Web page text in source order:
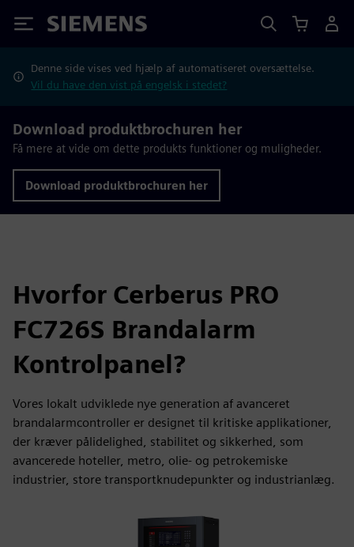
Siemens
Denne side vises ved hjælp af automatiseret oversættelse.
Vil du have den vist på engelsk i stedet?
Download produktbrochuren her
Få mere at vide om dette produkts funktioner og muligheder.
Download produktbrochuren her
Hvorfor Cerberus PRO
FC726S Brandalarm
Kontrolpanel?
Vores lokalt udviklede nye generation af avanceret
brandalarmcontroller er designet til kritiske applikationer,
der kræver pålidelighed, stabilitet og sikkerhed, som
avancerede hoteller, metro, olie- og petrokemiske
industrier, store transportknudepunkter og industrianlæg.